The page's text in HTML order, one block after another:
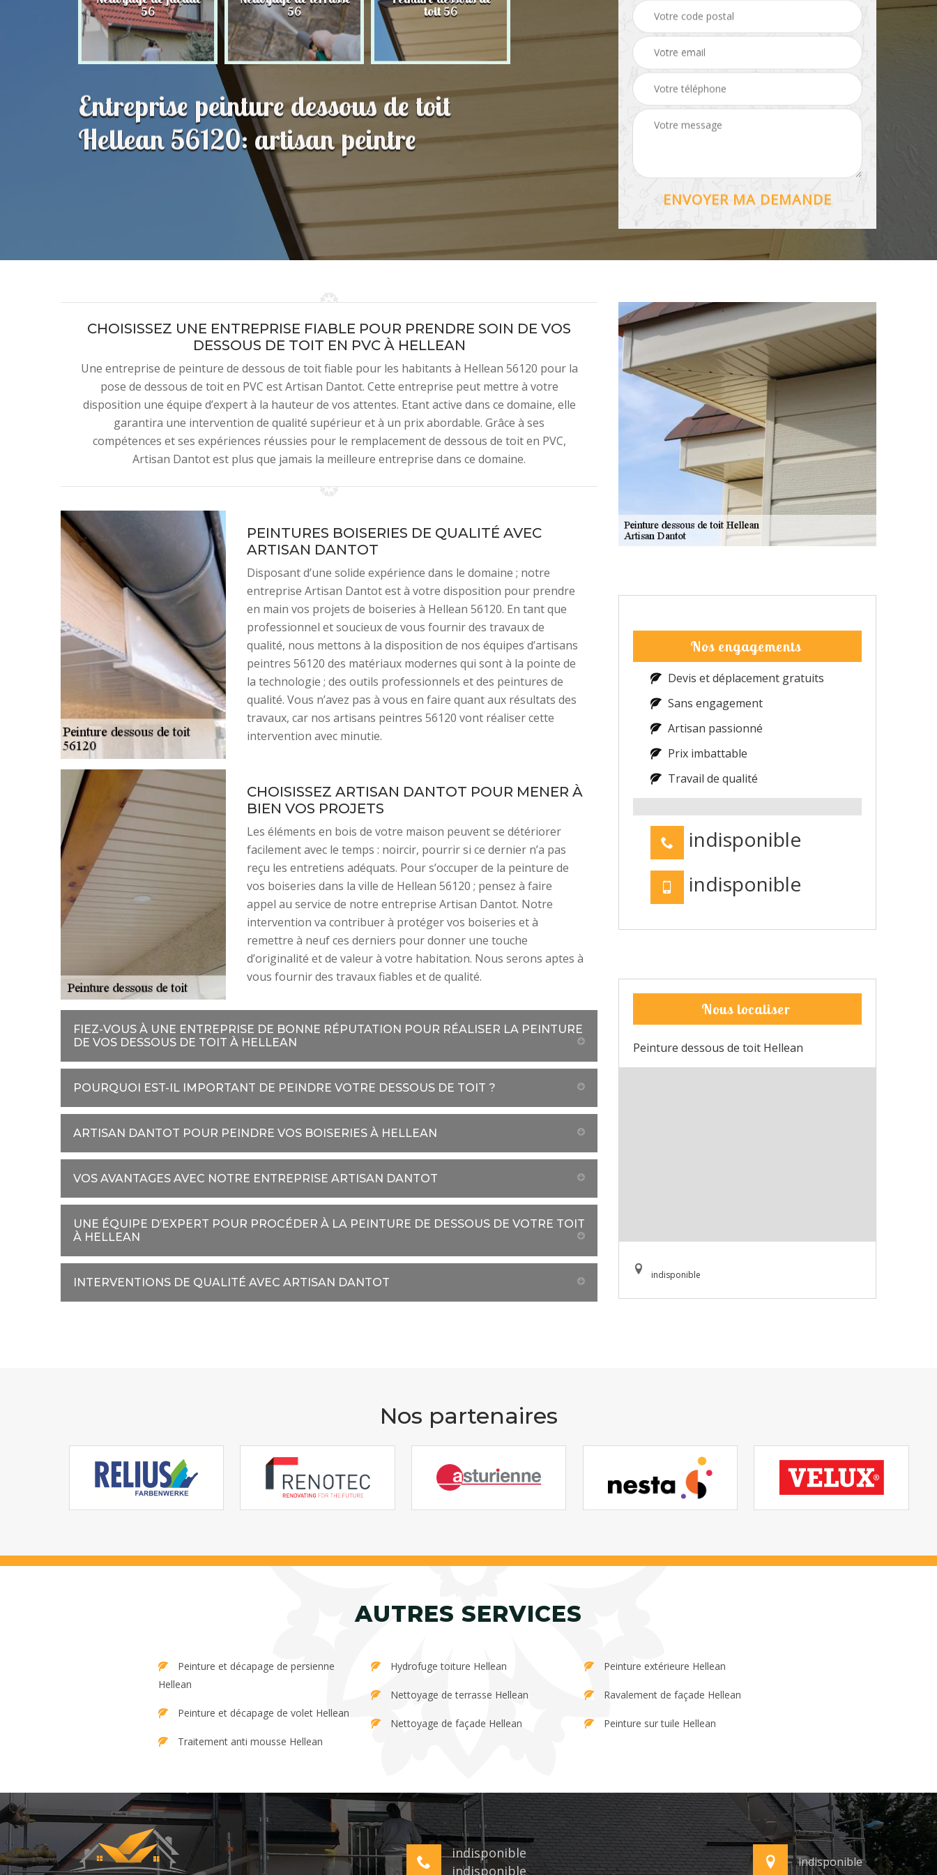
56 56 toit 56 Hydrofuge toiture 56 56
Entreprise peinture dessous de toit
Hellean 56120: artisan peintre
CHOISISSEZ UNE ENTREPRISE FIABLE POUR PRENDRE SOIN DE VOS
DESSOUS DE TOIT EN PVC À HELLEAN
Une entreprise de peinture de dessous de toit fiable pour les habitants à Hellean 56120 pour la
pose de dessous de toit en PVC est Artisan Dantot. Cette entreprise peut mettre à votre
disposition une équipe d’expert à la hauteur de vos attentes. Etant active dans ce domaine, elle
garantira une intervention de qualité supérieur et à un prix abordable. Grâce à ses
compétences et ses expériences réussies pour le remplacement de dessous de toit en PVC,
Artisan Dantot est plus que jamais la meilleure entreprise dans ce domaine.
PEINTURES BOISERIES DE QUALITÉ AVEC
ARTISAN DANTOT
Disposant d’une solide expérience dans le domaine ; notre
entreprise Artisan Dantot est à votre disposition pour prendre
en main vos projets de boiseries à Hellean 56120. En tant que
professionnel et soucieux de vous fournir des travaux de
qualité, nous mettons à la disposition de nos équipes d’artisans
peintres 56120 des matériaux modernes qui sont à la pointe de
la technologie ; des outils professionnels et des peintures de
qualité. Vous n’avez pas à vous en faire quant aux résultats des
travaux, car nos artisans peintres 56120 vont réaliser cette
intervention avec minutie.
CHOISISSEZ ARTISAN DANTOT POUR MENER À
BIEN VOS PROJETS
Les éléments en bois de votre maison peuvent se détériorer
facilement avec le temps : noircir, pourrir si ce dernier n’a pas
reçu les entretiens adéquats. Pour s’occuper de la peinture de
vos boiseries dans la ville de Hellean 56120 ; pensez à faire
appel au service de notre entreprise Artisan Dantot. Notre
intervention va contribuer à protéger vos boiseries et à
remettre à neuf ces derniers pour donner une touche
d’originalité et de valeur à votre habitation. Nous serons aptes à
vous fournir des travaux fiables et de qualité.
FIEZ-VOUS À UNE ENTREPRISE DE BONNE RÉPUTATION POUR RÉALISER LA PEINTURE
DE VOS DESSOUS DE TOIT À HELLEAN
POURQUOI EST-IL IMPORTANT DE PEINDRE VOTRE DESSOUS DE TOIT ?
ARTISAN DANTOT POUR PEINDRE VOS BOISERIES À HELLEAN
VOS AVANTAGES AVEC NOTRE ENTREPRISE ARTISAN DANTOT
UNE ÉQUIPE D’EXPERT POUR PROCÉDER À LA PEINTURE DE DESSOUS DE VOTRE TOIT
À HELLEAN
INTERVENTIONS DE QUALITÉ AVEC ARTISAN DANTOT
Nos engagements
Devis et déplacement gratuits
Sans engagement
Artisan passionné
Prix imbattable
Travail de qualité
indisponible
indisponible
Nous localiser
Peinture dessous de toit Hellean
indisponible
Nos partenaires
AUTRES SERVICES
Hellean
Peinture et décapage de volet Hellean
Traitement anti mousse Hellean
Hydrofuge toiture Hellean
Nettoyage de terrasse Hellean
Nettoyage de façade Hellean
Peinture extérieure Hellean
Ravalement de façade Hellean
Peinture sur tuile Hellean
indisponible
indisponible
indisponible